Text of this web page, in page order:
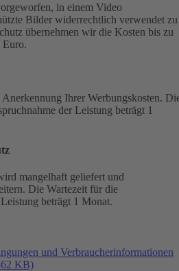
in einem Video
Bilder widerrechtlich verwendet zu
übernehmen wir die Kosten bis zu
Euro.
Ihrer Werbungskosten.
der Leistung beträgt 1
mangelhaft geliefert und
Die Wartezeit für die
beträgt 1 Monat.
und Verbraucherinformationen
KB)